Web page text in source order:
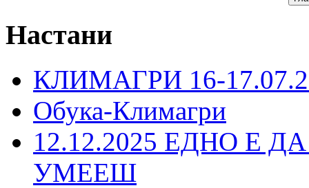
Настани
КЛИМАГРИ 16-
Обука-Климагри
12.12.2025 ЕДНО Е
УМЕЕШ